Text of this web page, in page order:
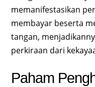
memanifestasikan
membayar beserta
tangan,
perkiraan dari
Paham